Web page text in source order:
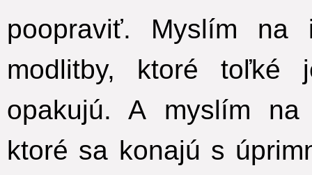
poopraviť. Myslím na
modlitby, ktoré toľké
opakujú. A myslím
ktoré sa konajú s